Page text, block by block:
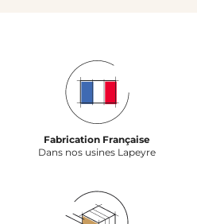
Fabrication Française
Dans nos usines Lapeyre